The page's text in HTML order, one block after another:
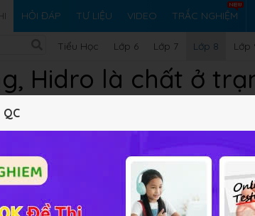
HỎI ĐÁP TƯ LIỆU VIDEO TRẮC NGHIỆM
Tiểu Học Lớp 6 Lớp 7 Lớp 8 Lớp
Hidro là chất ở
QC